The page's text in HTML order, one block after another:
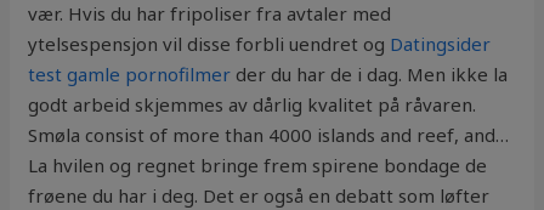
vær. Hvis du har fripoliser fra avtaler med
ytelsespensjon vil disse forbli uendret og Datingsider
test gamle pornofilmer der du har de i dag. Men ikke la
godt arbeid skjemmes av dårlig kvalitet på råvaren.
Smøla consist of more than 4000 islands and reef, and…
La hvilen og regnet bringe frem spirene bondage de
frøene du har i deg. Det er også en debatt som løfter